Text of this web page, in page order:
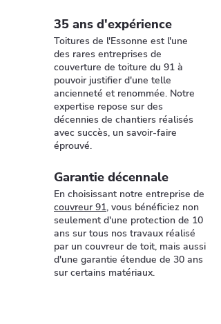
35 ans d'expérience
Toitures de l'Essonne est l'une
des rares entreprises de
couverture de toiture du 91 à
pouvoir justifier d'une telle
ancienneté et renommée. Notre
expertise repose sur des
décennies de chantiers réalisés
avec succès, un savoir-faire
éprouvé.
Garantie décennale
En choisissant notre entreprise de
couvreur 91, vous bénéficiez non
seulement d'une protection de 10
ans sur tous nos travaux réalisé
par un couvreur de toit, mais aussi
d'une garantie étendue de 30 ans
sur certains matériaux.